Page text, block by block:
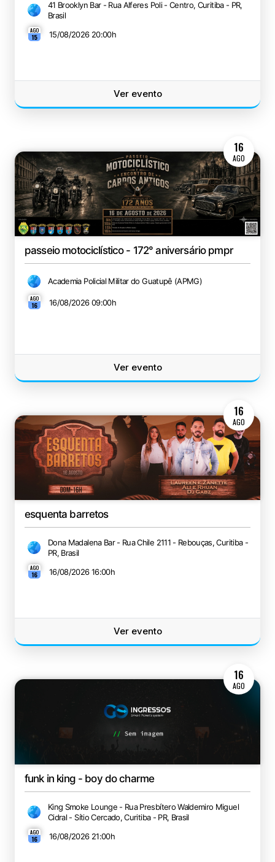
41 Brooklyn Bar - Rua Alferes Poli - Centro, Curitiba - PR,
Brasil
AGO
15 15/08/2026 20:00h
Ver evento
16
AGO
passeio motociclístico - 172° aniversário pmpr
Academia Policial Militar do Guatupê (APMG)
AGO
16 16/08/2026 09:00h
Ver evento
16
AGO
esquenta barretos
Dona Madalena Bar - Rua Chile 2111 - Rebouças, Curitiba -
PR, Brasil
AGO
16 16/08/2026 16:00h
Ver evento
16
AGO
funk in king - boy do charme
King Smoke Lounge - Rua Presbítero Waldemiro Miguel
Cidral - Sítio Cercado, Curitiba - PR, Brasil
AGO
16 16/08/2026 21:00h